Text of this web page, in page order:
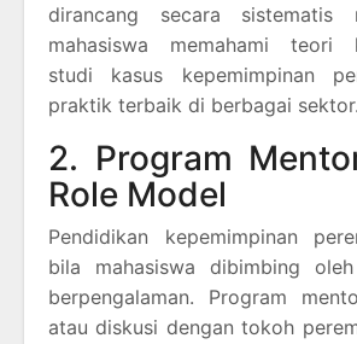
dirancang secara sistematis
mahasiswa memahami teori
studi kasus kepemimpinan
praktik terbaik di berbagai sektor.
2. Program
Role Model
Pendidikan kepemimpinan
bila mahasiswa dibimbing
berpengalaman. Program
atau diskusi dengan tokoh